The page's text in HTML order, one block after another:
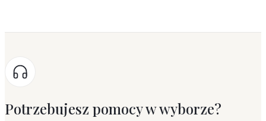
Potrzebujesz pomocy w wyborze?